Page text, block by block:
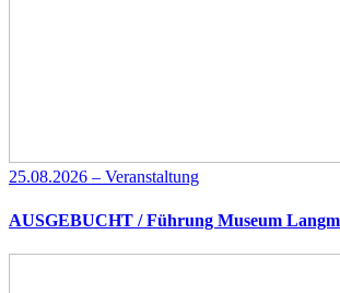
25.08.2026 – Veranstaltung
AUSGEBUCHT / Führung Museum